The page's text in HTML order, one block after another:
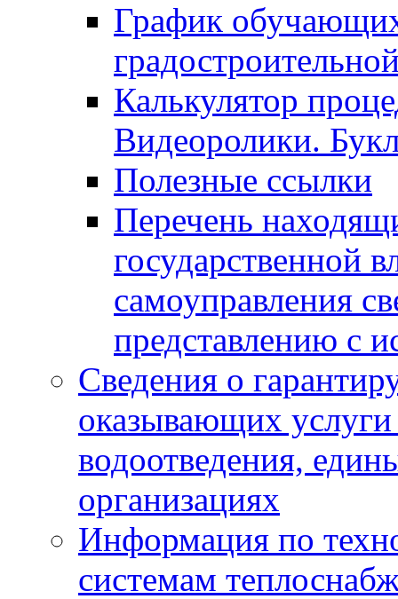
График
Калькулятор
Видеоролики.
Полезные ссылки
Перечень
государственной
самоуправления
представлению с
Сведения о
оказывающих
водоотведения,
организациях
Информация по
системам